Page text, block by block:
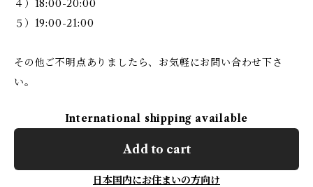
４）18:00-20:00
５）19:00-21:00
その他ご不明点ありましたら、お気軽にお問い合わせ下さ
い。
International shipping available
Add to cart
日本国内にお住まいの方向け